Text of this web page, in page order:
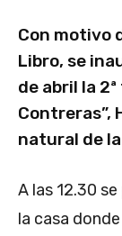
Con motivo
Libro, se
de abril la
Contreras”,
natural de
A las 12.30
la casa